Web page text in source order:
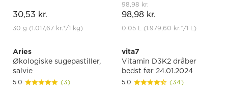
30,53 kr.
30 g (1.017,67 kr.*/1 kg)
98,98 kr.
98,98 kr.
0.05 L (1.979,60 kr.*/1 L)
Aries
Økologiske sugepastiller,
salvie
5.0 (3)
vita7
Vitamin D3K2 dråber
bedst før 24.01.2024
5.0 (34)